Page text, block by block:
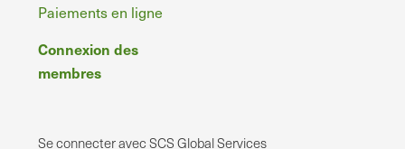
Paiements en ligne
Connexion des
membres
Se connecter avec SCS Global Services